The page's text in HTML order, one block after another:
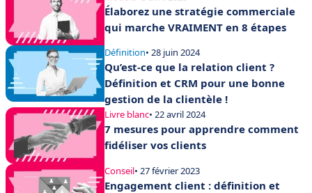
Élaborez une stratégie commerciale
qui marche VRAIMENT en 8 étapes
Définition• 28 juin 2024
Qu’est-ce que la relation client ?
Définition et CRM pour une bonne
gestion de la clientèle !
Livre blanc• 22 avril 2024
7 mesures pour apprendre comment
fidéliser vos clients
Conseil• 27 février 2023
Engagement client : définition et